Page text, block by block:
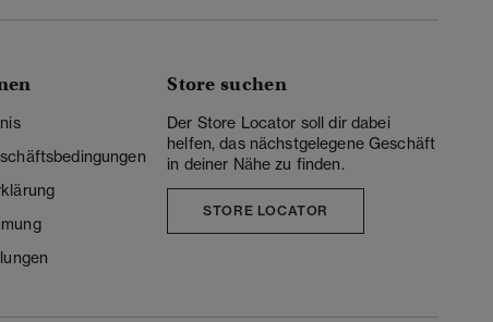
Store suchen
Der Store Locator soll dir dabei
helfen, das nächstgelegene Geschäft
in deiner Nähe zu finden.
STORE LOCATOR